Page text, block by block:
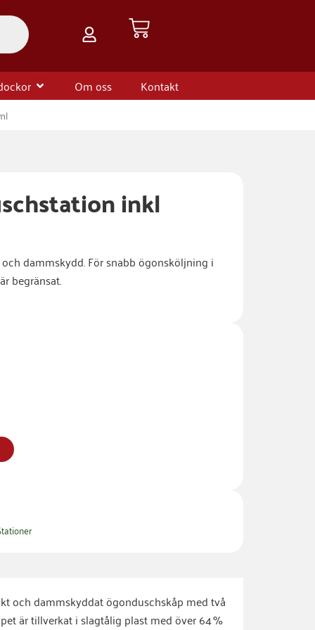
Varukorg
& tillbehörÖppna HLR dockor
Om oss Kontakt
inkl
dammskydd. För snabb ögonsköljning i
begränsat.
och dammskyddat ögonduschskåp med två
är tillverkat i slagtålig plast med över 64 %